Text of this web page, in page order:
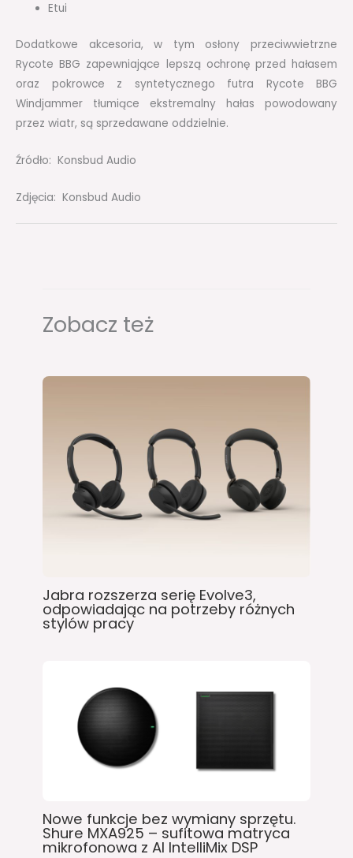
Etui
Dodatkowe akcesoria, w tym osłony przeciwwietrzne
Rycote BBG zapewniające lepszą ochronę przed hałasem
oraz pokrowce z syntetycznego futra Rycote BBG
Windjammer tłumiące ekstremalny hałas powodowany
przez wiatr, są sprzedawane oddzielnie.
Źródło: Konsbud Audio
Zdjęcia: Konsbud Audio
Zobacz też
Jabra rozszerza serię Evolve3,
odpowiadając na potrzeby różnych
stylów pracy
Nowe funkcje bez wymiany sprzętu.
Shure MXA925 – sufitowa matryca
mikrofonowa z AI IntelliMix DSP